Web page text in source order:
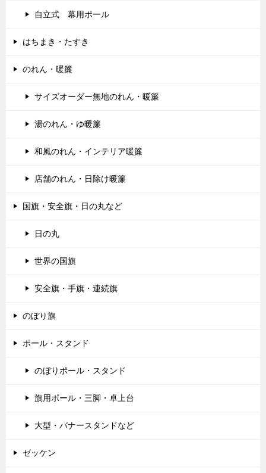
自立式 幕用ポール
はちまき・たすき
のれん・暖簾
サイズオーダー無地のれん・暖簾
湯のれん・ゆ暖簾
和風のれん・インテリア暖簾
店舗のれん・日除け暖簾
国旗・安全旗・日の丸など
日の丸
世界の国旗
安全旗・手旗・連続旗
のぼり旗
ポール・スタンド
のぼりポール・スタンド
旗用ポール・三脚・卓上台
大型・バナースタンドなど
ゼッケン